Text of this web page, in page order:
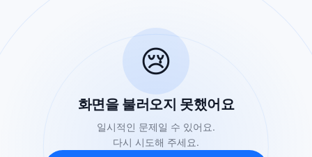
😢
화면을 불러오지 못했어요
일시적인 문제일 수 있어요.
다시 시도해 주세요.